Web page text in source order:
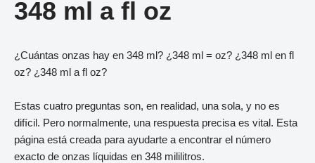
348 ml a fl oz
¿Cuántas onzas hay en 348 ml? ¿348 ml = oz? ¿348 ml en fl
oz? ¿348 ml a fl oz?
Estas cuatro preguntas son, en realidad, una sola, y no es
difícil. Pero normalmente, una respuesta precisa es vital. Esta
página está creada para ayudarte a encontrar el número
exacto de onzas líquidas en 348 mililitros.